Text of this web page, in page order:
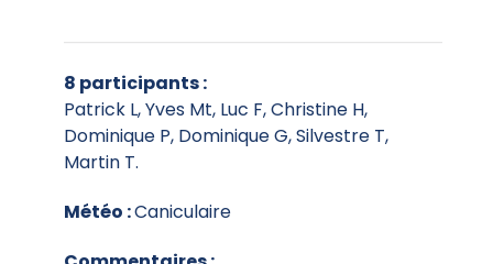
8 participants :
Patrick L, Yves Mt, Luc F, Christine H,
Dominique P, Dominique G, Silvestre T,
Martin T.
Météo :Caniculaire